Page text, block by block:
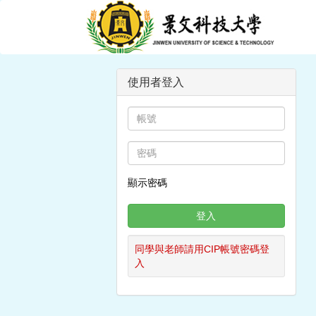
使用者登入
顯示密碼
同學與老師請用CIP帳號密碼登
入